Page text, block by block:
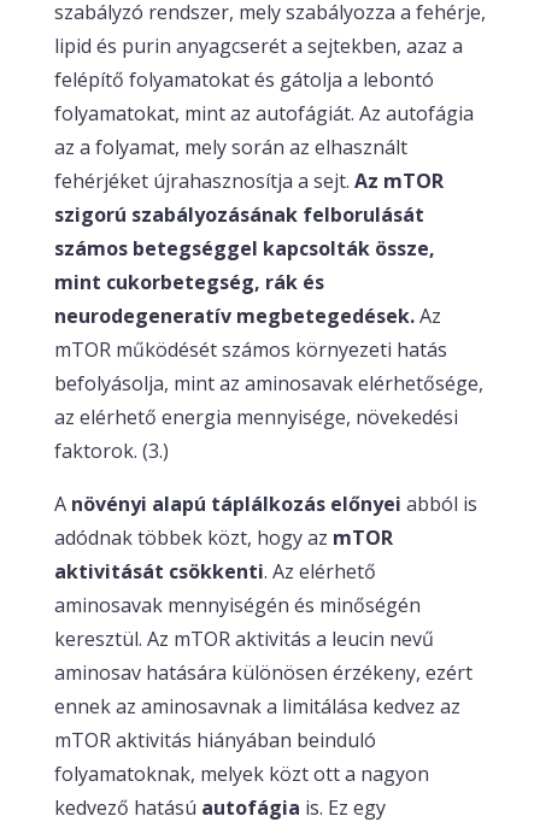
szabályzó rendszer, mely szabályozza a fehérje,
lipid és purin anyagcserét a sejtekben, azaz a
felépítő folyamatokat és gátolja a lebontó
folyamatokat, mint az autofágiát. Az autofágia
az a folyamat, mely során az elhasznált
fehérjéket újrahasznosítja a sejt. Az mTOR
szigorú szabályozásának felborulását
számos betegséggel kapcsolták össze,
mint cukorbetegség, rák és
neurodegeneratív megbetegedések.Az
mTOR működését számos környezeti hatás
befolyásolja, mint az aminosavak elérhetősége,
az elérhető energia mennyisége, növekedési
faktorok. (3.)
A növényi alapú táplálkozás előnyei abból is
adódnak többek közt, hogy az mTOR
aktivitását csökkenti. Az elérhető
aminosavak mennyiségén és minőségén
keresztül. Az mTOR aktivitás a leucin nevű
aminosav hatására különösen érzékeny, ezért
ennek az aminosavnak a limitálása kedvez az
mTOR aktivitás hiányában beinduló
folyamatoknak, melyek közt ott a nagyon
kedvező hatású autofágia is. Ez egy